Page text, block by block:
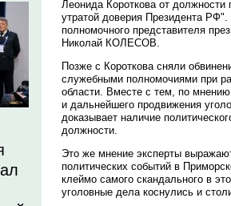
Леонида Короткова от должности
утратой доверия Президента
полномочного представителя
Николай КОЛЕСОВ.
Позже с Короткова сняли
служебными полномочиями при
области. Вместе с тем, по
и дальнейшего продвижения
доказывает наличие
должности.
Это же мнение эксперты
политических событий в
клеймо самого скандального в
уголовные дела коснулись и